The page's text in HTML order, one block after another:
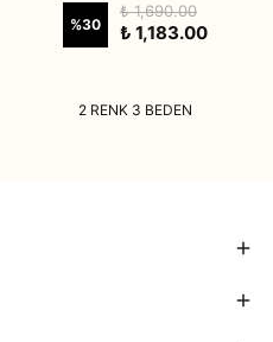
%30
₺ 1,690.00
₺ 1,183.00
2 RENK 3 BEDEN